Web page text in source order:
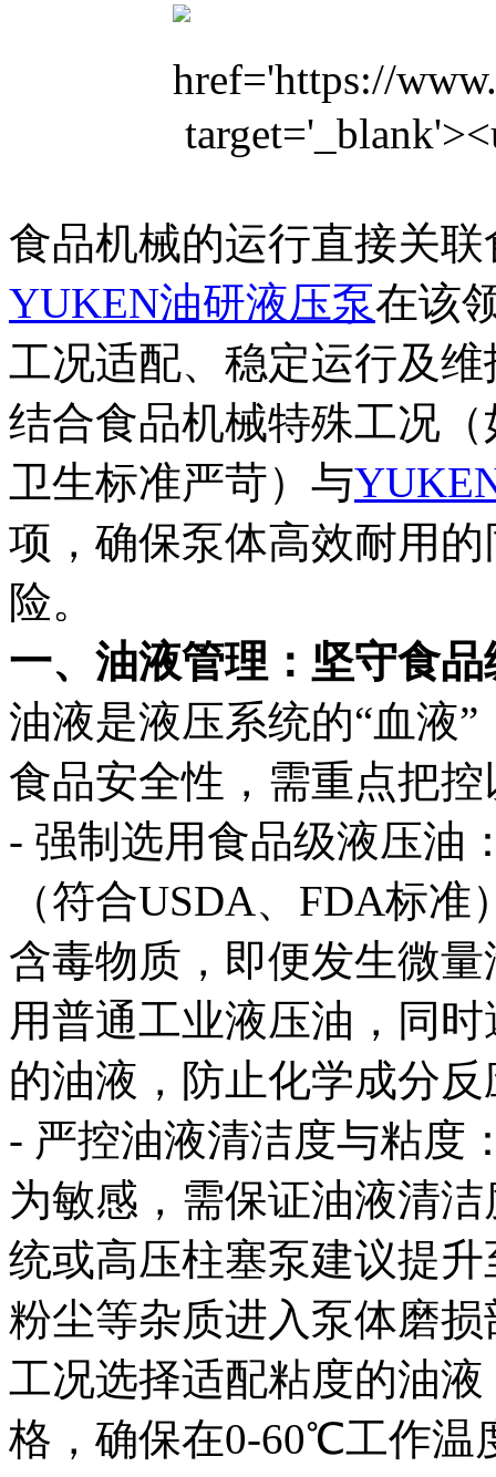
食品机械的运行直接关
YUKEN油研液压泵在该
工况适配、稳定运行及
结合食品机械特殊工况
卫生标准严苛）与
项，确保泵体高效耐用
险。
一、油液管理：坚守食
油液是液压系统的“血液
食品安全性，需重点把
- 强制选用食品级液压油
（符合USDA、FDA标
含毒物质，即便发生微
用普通工业液压油，同
的油液，防止化学成分
- 严控油液清洁度与粘度
为敏感，需保证油液清
统或高压柱塞泵建议提
粉尘等杂质进入泵体磨
工况选择适配粘度的油
格，确保在0-60℃工作温